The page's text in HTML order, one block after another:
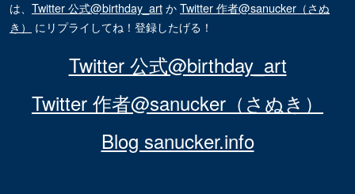
は、 Twitter 公式@birthday_artかTwitter 作者@sanucker（さぬ
き）
にリプライしてね！登録したげる！
Twitter 公式@birthday_art
Twitter 作者@sanucker（さぬき）
Blog sanucker.info